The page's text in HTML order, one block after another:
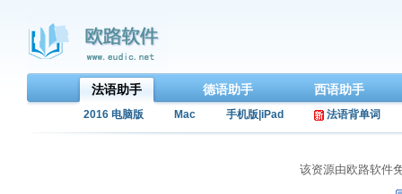
法语助手 德语助手 西语助手
2016 电脑版 Mac 手机版|iPad 法语背单词
该资源由欧路软件